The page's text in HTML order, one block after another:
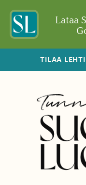
Lataa
TILAA LEHTI